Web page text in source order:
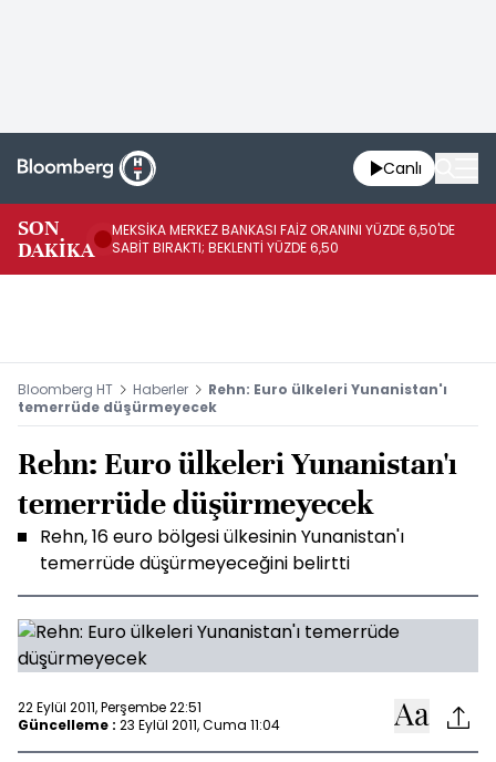
Canlı
SON
DAKİKA
MEKSİKA MERKEZ BANKASI FAİZ ORANINI YÜZDE 6,50'DE
SABİT BIRAKTI; BEKLENTİ YÜZDE 6,50
Bloomberg HT Haberler
Rehn: Euro ülkeleri Yunanistan'ı
temerrüde düşürmeyecek
Rehn: Euro ülkeleri Yunanistan'ı
temerrüde düşürmeyecek
Rehn, 16 euro bölgesi ülkesinin Yunanistan'ı
temerrüde düşürmeyeceğini belirtti
22 Eylül 2011, Perşembe 22:51
Güncelleme : 23 Eylül 2011, Cuma 11:04